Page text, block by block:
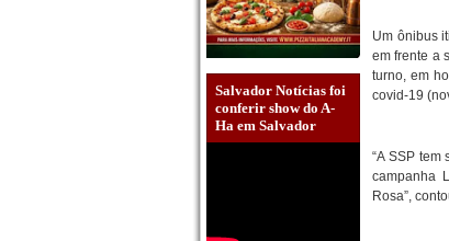
Salvador Notícias foi
conferir show do A-
Ha em Salvador
Um ônibus
em frente a
turno, em
covid-19
“A SSP
campanha
Rosa”,